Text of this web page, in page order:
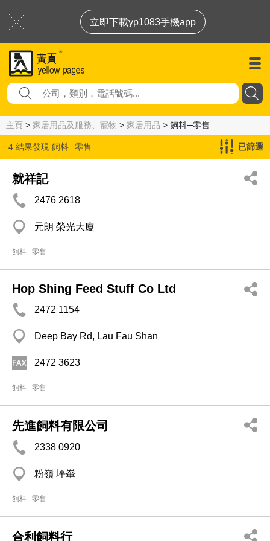
立即下載yp1083手機app
主頁 > 家居用品及服務、寵物 > 家居用品 > 飼料─零售
4 結果發現 飼料─零售 已篩選
就祥記
2476 2618
元朗 榮光大廈
飼料─零售
Hop Shing Feed Stuff Co Ltd
2472 1154
Deep Bay Rd, Lau Fau Shan
2472 3623
飼料─零售
先進飼料有限公司
2338 0920
粉嶺 坪輋
飼料─零售
合利飼料行